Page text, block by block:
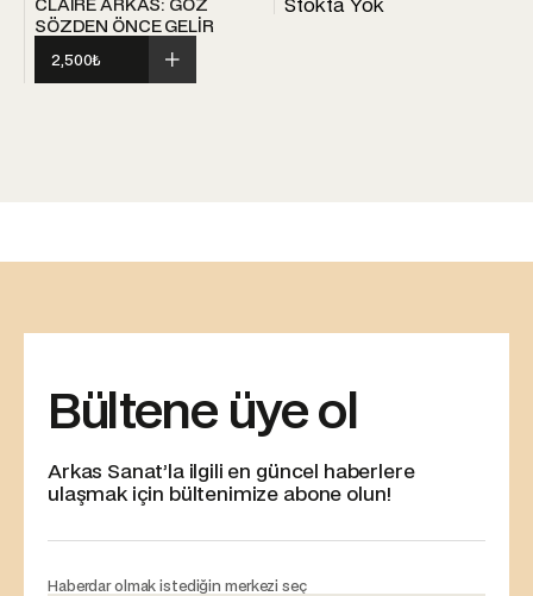
SÖZDEN ÖNCE GELİR
2,500₺
Bültene üye ol
Arkas Sanat’la ilgili en güncel haberlere
ulaşmak için bültenimize abone olun!
Haberdar olmak istediğin merkezi seç